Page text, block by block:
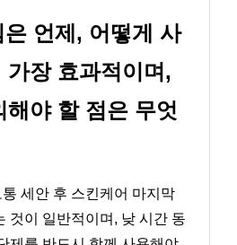
은 언제, 어떻게 사
가장 효과적이며,
해야 할 점은 무엇
세안 후 스킨케어 마지막
것이 일반적이며, 낮 시간 동